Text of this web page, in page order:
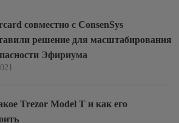
совместно с ConsenSys
решение для масштабирования
Эфириума
Trezor Model T и как его